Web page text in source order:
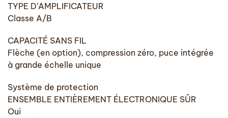
TYPE D’AMPLIFICATEUR
Classe A/B
CAPACITÉ SANS FIL
Flèche (en option), compression zéro, puce intégrée
à grande échelle unique
Système de protection
ENSEMBLE ENTIÈREMENT ÉLECTRONIQUE SÛR
Oui